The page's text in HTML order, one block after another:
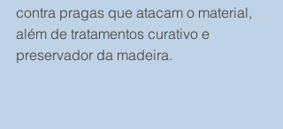
contra pragas que atacam o material,
além de tratamentos curativo e
preservador da madeira.